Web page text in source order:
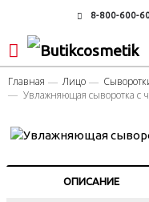
8-800-600-
Главная Лицо
Увлажняющая сыворотка с
ОПИСАНИЕ